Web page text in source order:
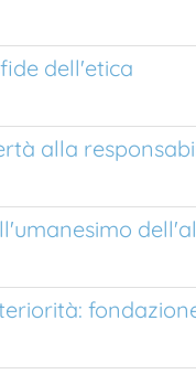
dell'etica
alla